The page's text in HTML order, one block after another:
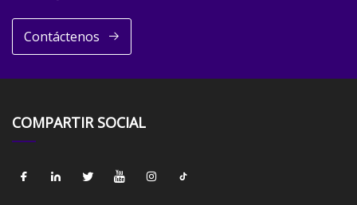
Contáctenos
COMPARTIR SOCIAL